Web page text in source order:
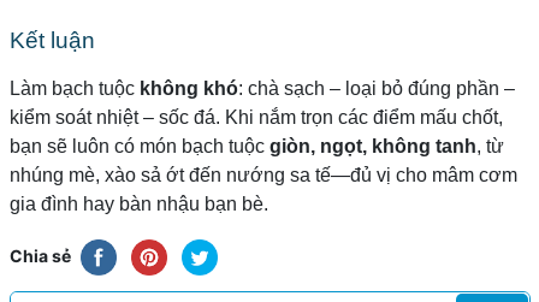
Kết luận
Làm bạch tuộc không khó: chà sạch – loại bỏ đúng phần –
kiểm soát nhiệt – sốc đá. Khi nắm trọn các điểm mấu chốt,
bạn sẽ luôn có món bạch tuộc giòn, ngọt, không tanh, từ
nhúng mè, xào sả ớt đến nướng sa tế—đủ vị cho mâm cơm
gia đình hay bàn nhậu bạn bè.
Chia sẻ